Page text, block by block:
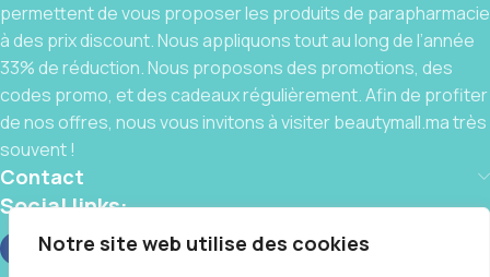
Notre site web utilise des cookies
permettent de vous proposer les produits de parapharmacie
à des prix discount. Nous appliquons tout au long de l’année
33% de réduction. Nous proposons des promotions, des
codes promo, et des cadeaux régulièrement. Afin de profiter
de nos offres, nous vous invitons à visiter beautymall.ma très
souvent !
Contact
Social links: